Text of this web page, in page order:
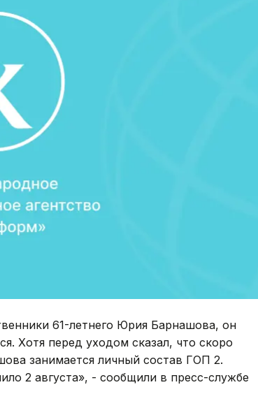
61-летнего Юрия Барнашова, он
Хотя перед уходом сказал, что скоро
занимается личный состав ГОП 2.
2 августа», - сообщили в пресс-службе